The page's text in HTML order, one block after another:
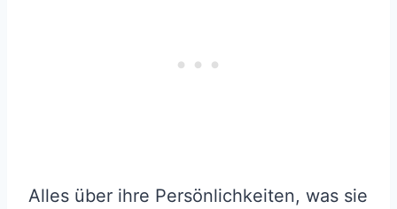
Alles über ihre Persönlichkeiten, was sie